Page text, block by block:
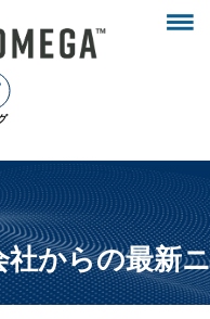
社からの最新